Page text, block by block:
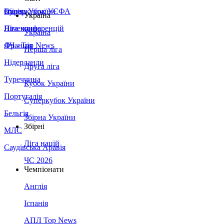
Збірна України
Італія
Німеччина
Франція
Нідерланди
Туреччина
Португалія
Бельгія
МЛС
Саудівська Аравія
Суперкубок УЄФА
Ліга конференцій
ЛЧ - Top News
Україна
Україна
Перша ліга
Друга ліга
Кубок України
Суперкубок України
Збірна України
Збірні
Ліга націй
ЧС 2026
Чемпіонати
Англія
Іспанія
АПЛ Top News